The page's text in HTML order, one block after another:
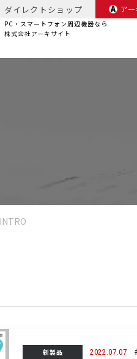
PC・スマートフォン周辺機器なら
株式会社アーキサイト
ダイレクトショップ ア
INTRO
新製品 2022.07.07